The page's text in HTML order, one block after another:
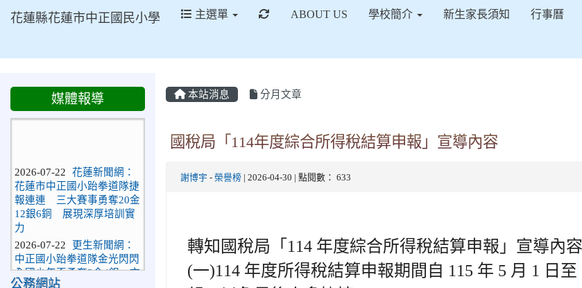
花蓮縣花蓮市中正國民小學 主選單 重新取得佈景設定
ABOUT US 學校簡介 新生家長須知 行事曆
本站消息 分月文章
國稅局「114年度綜合所得稅結算申報」宣導內容
謝博宇 - 榮譽榜 | 2026-04-30 | 點閱數： 633
轉知國稅局「114 年度綜合所得稅結算申報」宣導內容
(一)114 年度所得稅結算申報期間自 115 年 5 月 1 日
媒體報導
花蓮市中正國小跆拳道隊捷
報連連 三大賽事勇奪20金
12銀6銅 展現深厚培訓實
力
2026-07-22
中正國小跆拳道隊金光閃閃
全國少年盃勇奪3金4銀、市
長盃橫掃13金
公務網站